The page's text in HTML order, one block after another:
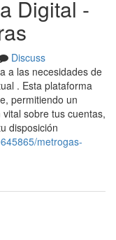
Digital -
Discuss
a las necesidades de
. Esta plataforma
permitiendo un
sobre tus cuentas,
disposición
metrogas-